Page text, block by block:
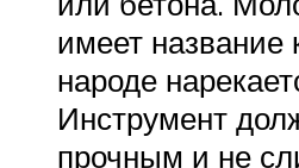
имеет название
народе
Инструмент
прочным и не